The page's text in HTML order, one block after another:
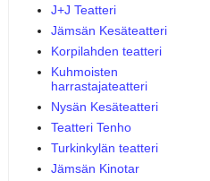
J+J Teatteri
Jämsän Kesäteatteri
Korpilahden teatteri
Kuhmoisten
harrastajateatteri
Nysän Kesäteatteri
Teatteri Tenho
Turkinkylän teatteri
Jämsän Kinotar